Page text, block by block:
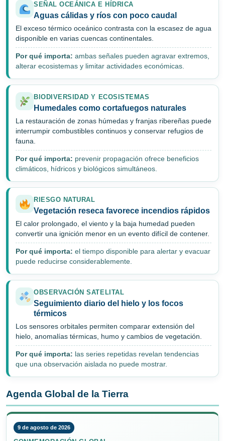
SEÑAL OCEÁNICA E HÍDRICA
Aguas cálidas y ríos con poco caudal
El exceso térmico oceánico contrasta con la escasez de agua
disponible en varias cuencas continentales.
Por qué importa: ambas señales pueden agravar extremos,
alterar ecosistemas y limitar actividades económicas.
BIODIVERSIDAD Y ECOSISTEMAS
Humedales como cortafuegos naturales
La restauración de zonas húmedas y franjas ribereñas puede
interrumpir combustibles continuos y conservar refugios de
fauna.
Por qué importa: prevenir propagación ofrece beneficios
climáticos, hídricos y biológicos simultáneos.
RIESGO NATURAL
Vegetación reseca favorece incendios rápidos
El calor prolongado, el viento y la baja humedad pueden
convertir una ignición menor en un evento difícil de contener.
Por qué importa: el tiempo disponible para alertar y evacuar
puede reducirse considerablemente.
OBSERVACIÓN SATELITAL
Seguimiento diario del hielo y los focos
térmicos
Los sensores orbitales permiten comparar extensión del
hielo, anomalías térmicas, humo y cambios de vegetación.
Por qué importa: las series repetidas revelan tendencias
que una observación aislada no puede mostrar.
Agenda Global de la Tierra
9 de agosto de 2026